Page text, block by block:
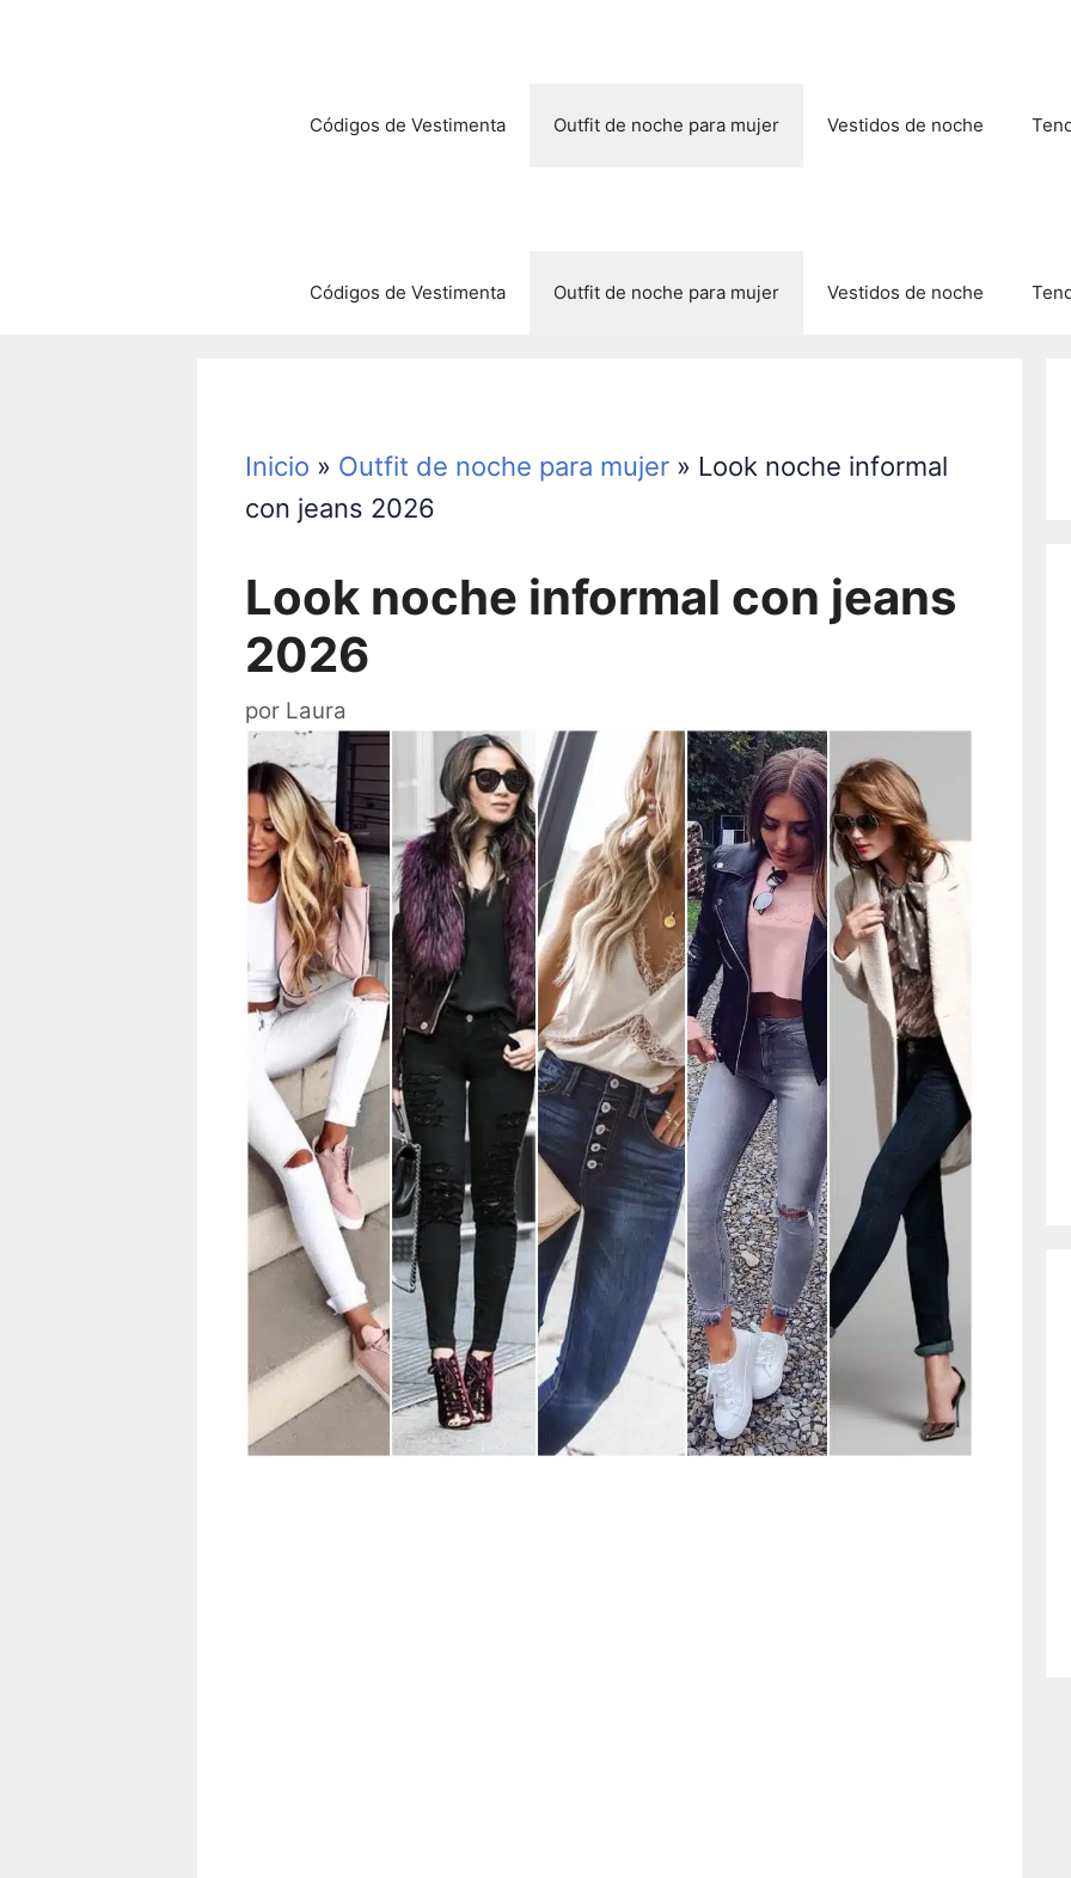
Códigos de Vestimenta Outfit de noche para mujer Vestidos de noche
Códigos de Vestimenta Outfit de noche para mujer Vestidos de noche
Inicio » Outfit de noche para mujer» Look noche informal
con jeans 2026
Look noche informal con jeans
2026
por Laura